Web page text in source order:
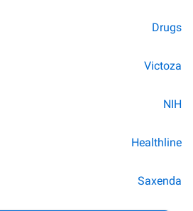
Drugs
Victoza
NIH
Healthline
Saxenda